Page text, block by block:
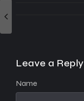
Leave a Reply
Name